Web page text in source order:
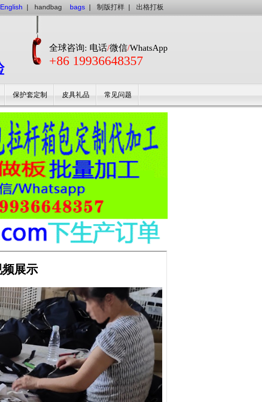
English | handbag bags | 制版打样 | 出格打板
全球咨询: 电话/微信/WhatsApp
+86 19936648357
保护套定制 皮具礼品 常见问题